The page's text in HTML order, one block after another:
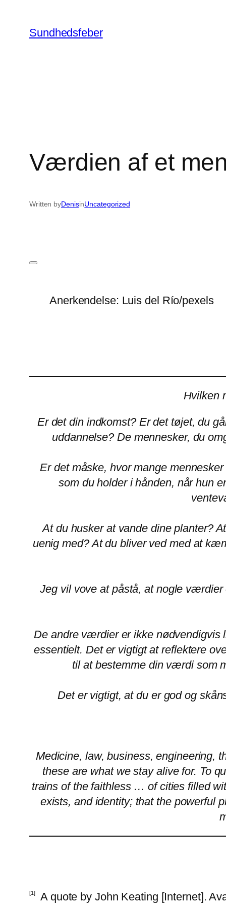
content
Sundhedsfeber
Værdien af et
Written byDenisinUncategorized
Anerkendelse: Luis del Río/pexels
Hvilken
Er det din indkomst? Er det tøjet, du
uddannelse? De mennesker, du
Er det måske, hvor mange
som du holder i hånden, når hun
At du husker at vande dine planter?
uenig med? At du bliver ved med at
Jeg vil vove at påstå, at nogle
De andre værdier er ikke nødvendigvis
essentielt. Det er vigtigt at reflektere
til at bestemme din værdi som
Det er vigtigt, at du er god og
Medicine, law, business, engineering,
these are what we stay alive for. To
trains of the faithless … of cities filled
exists, and identity; that the powerful
[1] A quote by John Keating [Internet].